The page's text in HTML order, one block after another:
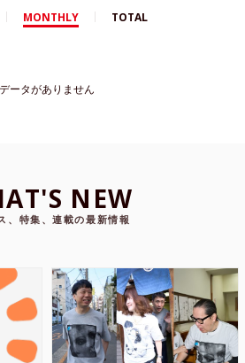
MONTHLY TOTAL
データがありません
NEW
、特集、連載の最新情報